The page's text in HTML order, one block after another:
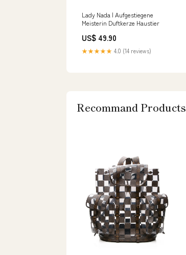
Lady Nada | Aufgestiegene
Meisterin Duftkerze Haustier
US$ 49.90
★★★★★ 4.0 (14 reviews)
Recommand Products